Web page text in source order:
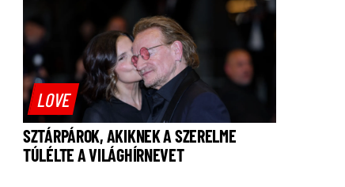
LOVE
SZTÁRPÁROK, AKIKNEK A SZERELME
TÚLÉLTE A VILÁGHÍRNEVET